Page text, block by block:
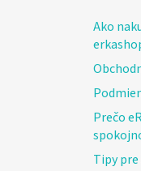
Ako
Prečo
Tipy